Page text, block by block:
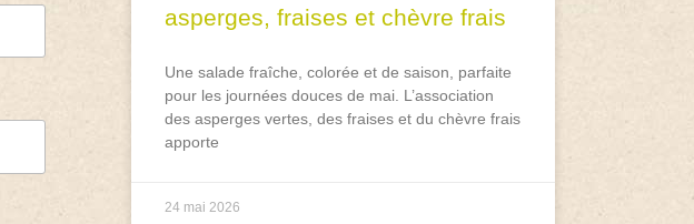
asperges, fraises et chèvre frais
Une salade fraîche, colorée et de saison, parfaite
pour les journées douces de mai. L’association
des asperges vertes, des fraises et du chèvre frais
apporte
24 mai 2026